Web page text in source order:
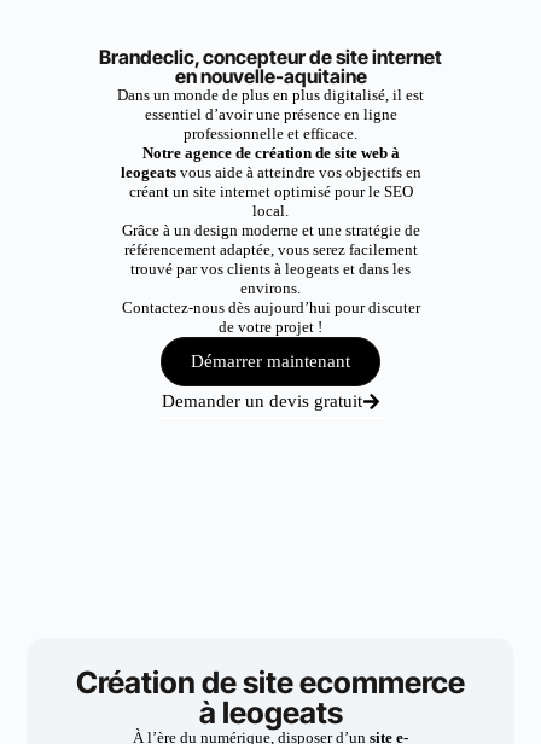
Brandeclic, concepteur de site internet
en nouvelle-aquitaine
Dans un monde de plus en plus digitalisé, il est
essentiel d’avoir une présence en ligne
professionnelle et efficace.
Notre agence de création de site web à
leogeatsvous aide à atteindre vos objectifs en
créant un site internet optimisé pour le SEO
local.
Grâce à un design moderne et une stratégie de
référencement adaptée, vous serez facilement
trouvé par vos clients à leogeats et dans les
environs.
Contactez-nous dès aujourd’hui pour discuter
de votre projet !
Démarrer maintenant
Demander un devis gratuit
Création de site ecommerce
à leogeats
À l’ère du numérique, disposer d’un site e-